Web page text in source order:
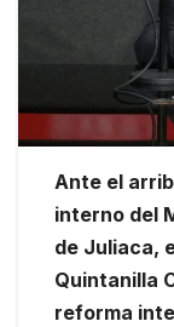
Ante el
interno del
de Juliaca,
Quintanilla
reforma